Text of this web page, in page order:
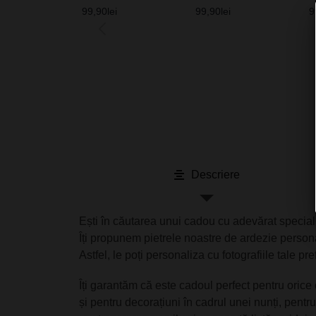
Elegance
99,90lei 99,90lei
Descriere
Ești în căutarea unui cadou cu adevărat
Îți propunem pietrele noastre de ardezie
Astfel, le poți personaliza cu fotografiile tale
Îți garantăm că este cadoul perfect pentru
și pentru decorațiuni în cadrul unei nunți,